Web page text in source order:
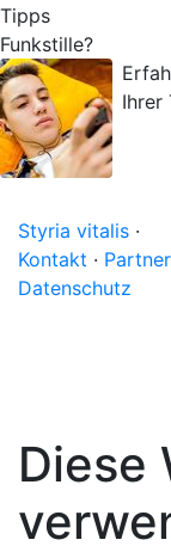
Tipps
Funkstille?
Ihrer
Styria vitalis ·
Kontakt · Partner
Datenschutz
Diese